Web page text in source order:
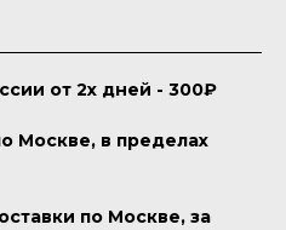
от 2х дней - 300₽
Москве, в пределах
по Москве, за